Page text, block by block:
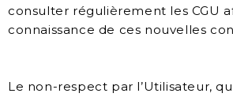
consulter régulièrement les CGU
connaissance de ces nouvelles
Le non-respect par l’Utilisateur,